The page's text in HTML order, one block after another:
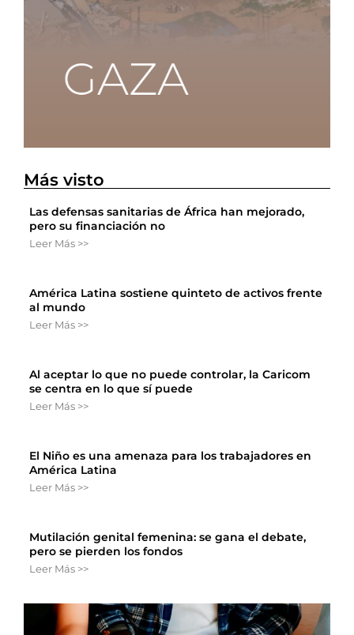
Más visto
Las defensas sanitarias de África han mejorado,
pero su financiación no
Leer Más >>
América Latina sostiene quinteto de activos frente
al mundo
Leer Más >>
Al aceptar lo que no puede controlar, la Caricom
se centra en lo que sí puede
Leer Más >>
El Niño es una amenaza para los trabajadores en
América Latina
Leer Más >>
Mutilación genital femenina: se gana el debate,
pero se pierden los fondos
Leer Más >>